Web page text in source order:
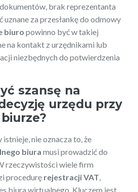
brak reprezentanta
za przesłankę do odmowy
biuro powinno być w takiej
na kontakt z urzędnikami lub
niezbędnych do potwierdzenia
szansę na
urzędu przy
nie oznacza to, że
biura musi prowadzić do
rzeczywistości wiele firm
procedurę rejestracji VAT
biura wirtualnego. Kluczem jest